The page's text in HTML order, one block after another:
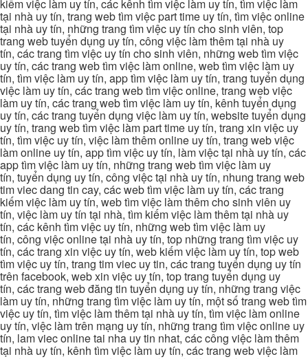
kiếm việc làm uy tín, các kênh tìm việc làm uy tín, tìm việc làm
tại nhà uy tín, trang web tìm việc part time uy tín, tìm việc online
tại nhà uy tín, những trang tìm việc uy tín cho sinh viên, top
trang web tuyển dụng uy tín, công việc làm thêm tại nhà uy
tín, các trang tìm việc uy tín cho sinh viên, những web tìm việc
uy tín, các trang web tìm việc làm online, web tìm việc làm uy
tín, tìm việc làm uy tín, app tìm việc làm uy tín, trang tuyển dụng
việc làm uy tín, các trang web tìm việc online, trang web việc
làm uy tín, các trang web tìm việc làm uy tín, kênh tuyển dụng
uy tín, các trang tuyển dụng việc làm uy tín, website tuyển dụng
uy tín, trang web tìm việc làm part time uy tín, trang xin việc uy
tín, tìm việc uy tín, việc làm thêm online uy tín, trang web việc
làm online uy tín, app tìm việc uy tín, làm việc tại nhà uy tín, các
app tìm việc làm uy tín, những trang web tìm việc làm uy
tín, tuyển dụng uy tín, công việc tại nhà uy tín, nhung trang web
tim viec dang tin cay, các web tìm việc làm uy tín, các trang
kiếm việc làm uy tín, web tìm việc làm thêm cho sinh viên uy
tín, việc làm uy tín tại nhà, tìm kiếm việc làm thêm tại nhà uy
tín, các kênh tìm việc uy tín, những web tìm việc làm uy
tín, công việc online tại nhà uy tín, top những trang tìm việc uy
tín, các trang xin việc uy tín, web kiếm việc làm uy tín, top web
tìm việc uy tín, trang tim viec uy tin, các trang tuyển dụng uy tín
trên facebook, web xin việc uy tín, top trang tuyển dụng uy
tín, các trang web đăng tin tuyển dụng uy tín, những trang việc
làm uy tín, những trang tìm việc làm uy tín, một số trang web tìm
việc uy tín, tìm việc làm thêm tại nhà uy tín, tìm việc làm online
uy tín, việc làm trên mạng uy tín, những trang tìm việc online uy
tín, lam viec online tai nha uy tin nhat, các công việc làm thêm
tại nhà uy tín, kênh tìm việc làm uy tín, các trang web việc làm